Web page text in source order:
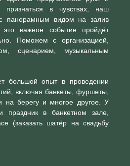
в чувствах, наш
панорамным видом на залив
это важное событие пройдёт
Поможем с организацией,
сценарием, музыкальным
большой опыт в проведении
включая банкеты, фуршеты,
на берегу и многое другое. У
праздник в банкетном зале,
(заказать шатёр на свадьбу